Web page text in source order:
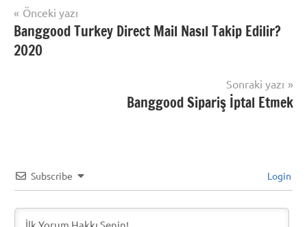
Şununla
etiketlenmiş:
Aliexpress
from
nedir?,
Bu
ürün
Aliexpress
Alışveriş
Yazı
gezinmesi
Önceki yazı
Banggood Turkey Direct Mail Nasıl Takip Edilir?
2020
Sonraki yazı
Banggood Sipariş İptal Etmek
Subscribe Login